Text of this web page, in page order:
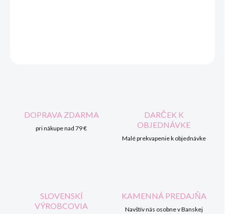
DOPRAVA ZDARMA
pri nákupe nad 79 €
DARČEK K
OBJEDNÁVKE
Malé prekvapenie k objednávke
SLOVENSKÍ
VÝROBCOVIA
KAMENNÁ PREDAJŇA
Navštív nás osobne v Banskej